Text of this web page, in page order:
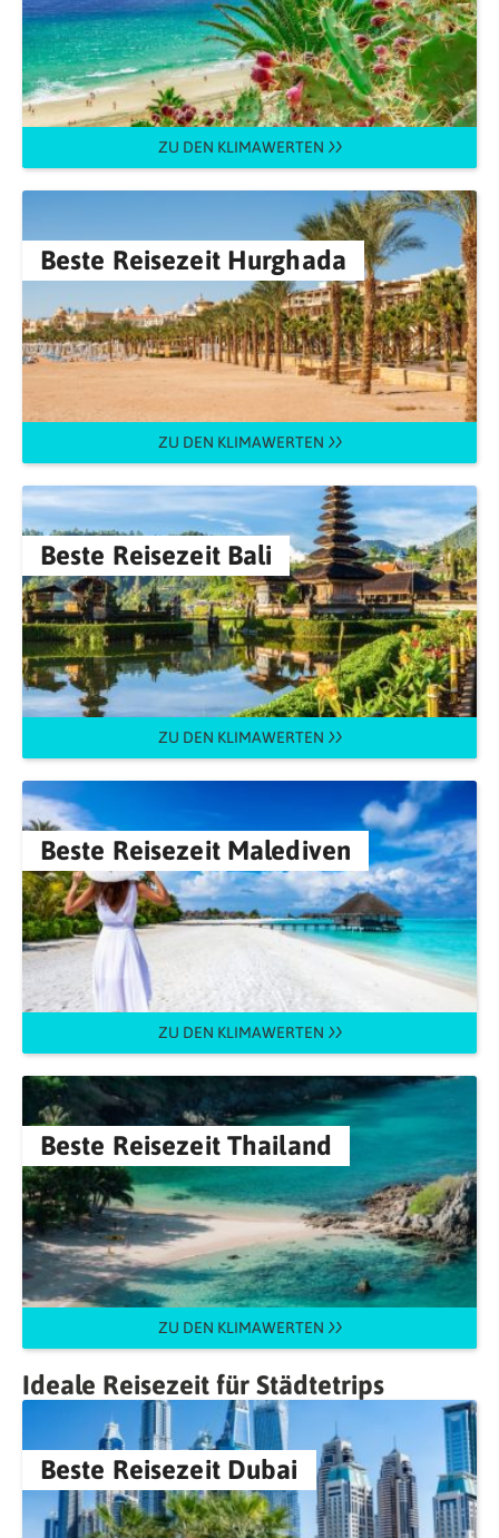
ZU DEN KLIMAWERTEN
Beste Reisezeit Hurghada
ZU DEN KLIMAWERTEN
Beste Reisezeit Bali
ZU DEN KLIMAWERTEN
Beste Reisezeit Malediven
ZU DEN KLIMAWERTEN
Beste Reisezeit Thailand
ZU DEN KLIMAWERTEN
Ideale Reisezeit für Städtetrips
Beste Reisezeit Dubai